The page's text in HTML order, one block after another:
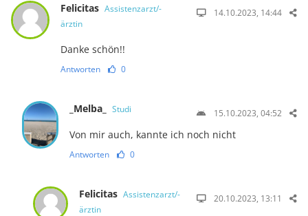
Felicitas Assistenzarzt/-
ärztin
14.10.2023, 14:44
Danke schön!!
Antworten 0
_Melba_ Studi 15.10.2023, 04:52
Von mir auch, kannte ich noch nicht
Antworten 0
Felicitas Assistenzarzt/-
ärztin
20.10.2023, 13:11